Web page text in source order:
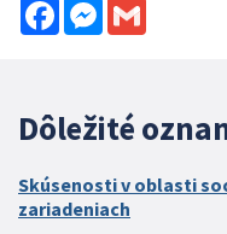
FacebookMessenger
Dôležité
Skúsenosti v oblasti
zariadeniach